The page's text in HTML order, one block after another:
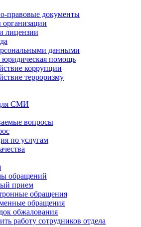
правовые документы
лицензии
данными
юридическая помощь
коррупции
терроризму
СМИ
вопросы
по услугам
обращений
прием
обращения
обращения
обжалования
работу сотрудников отдела